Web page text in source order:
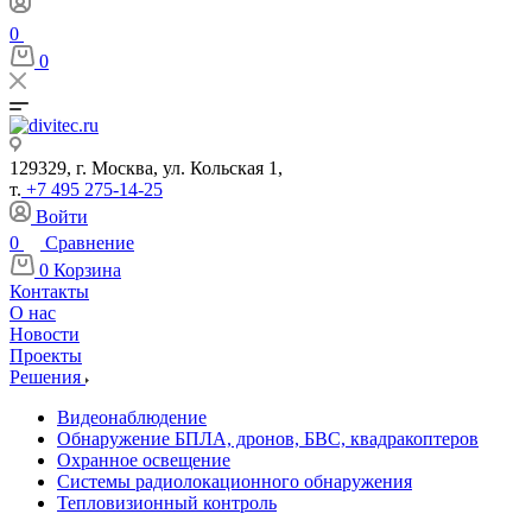
0
0
129329, г. Москва, ул. Кольская 1,
т. +7 495 275-14-25
Войти
0
Сравнение
0 Корзина
Контакты
О нас
Новости
Проекты
Решения
Видеонаблюдение
Обнаружение БПЛА, дронов, БВС, квадракоптеров
Охранное освещение
Системы радиолокационного обнаружения
Тепловизионный контроль